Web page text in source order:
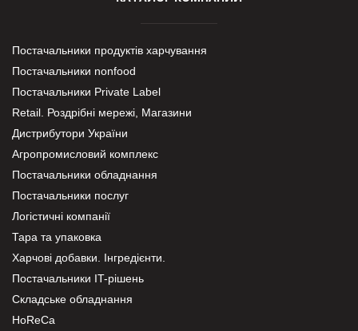
Постачальники продуктів харчування
Постачальники nonfood
Постачальники Private Label
Retail. Роздрібні мережі, Магазини
Дистрибутори України
Агропромисловий комплекс
Постачальники обладнання
Постачальники послуг
Логістичні компанії
Тара та упаковка
Харчові добавки. Інгредієнти.
Постачальники IT-рішень
Складське обладнання
HoReCa